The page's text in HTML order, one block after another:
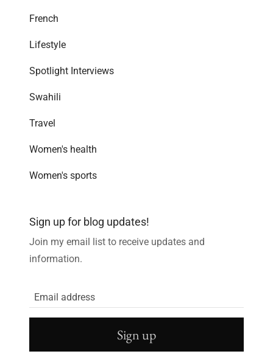
French
Lifestyle
Spotlight Interviews
Swahili
Travel
Women's health
Women's sports
Sign up for blog updates!
Join my email list to receive updates and
information.
Sign up